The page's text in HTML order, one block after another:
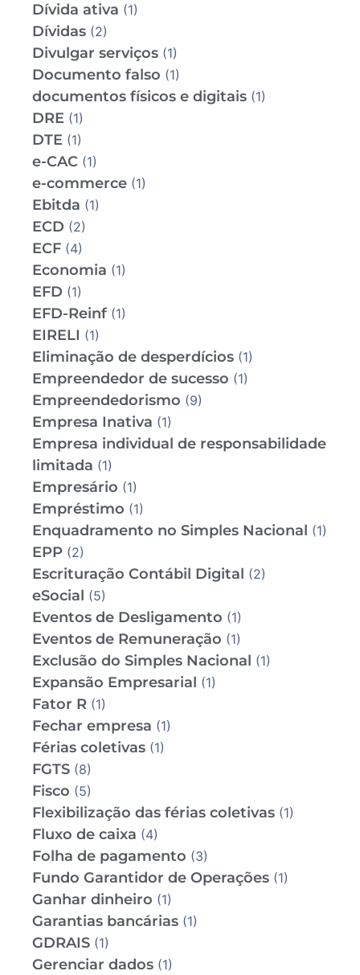
Dívida ativa (1)
Dívidas (2)
Divulgar serviços (1)
Documento falso (1)
documentos físicos e digitais (1)
DRE (1)
DTE (1)
e-CAC (1)
e-commerce (1)
Ebitda (1)
ECD (2)
ECF (4)
Economia (1)
EFD (1)
EFD-Reinf (1)
EIRELI (1)
Eliminação de desperdícios (1)
Empreendedor de sucesso (1)
Empreendedorismo (9)
Empresa Inativa (1)
Empresa individual de responsabilidade
limitada (1)
Empresário (1)
Empréstimo (1)
Enquadramento no Simples Nacional (1)
EPP (2)
Escrituração Contábil Digital (2)
eSocial (5)
Eventos de Desligamento (1)
Eventos de Remuneração (1)
Exclusão do Simples Nacional (1)
Expansão Empresarial (1)
Fator R (1)
Fechar empresa (1)
Férias coletivas (1)
FGTS (8)
Fisco (5)
Flexibilização das férias coletivas (1)
Fluxo de caixa (4)
Folha de pagamento (3)
Fundo Garantidor de Operações (1)
Ganhar dinheiro (1)
Garantias bancárias (1)
GDRAIS (1)
Gerenciar dados (1)